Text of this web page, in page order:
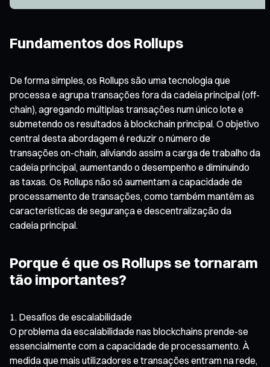
Fundamentos dos Rollups
De forma simples, os Rollups são uma tecnologia que
processa e agrupa transações fora da cadeia principal (off-
chain), agregando múltiplas transações num único lote e
submetendo os resultados à blockchain principal. O objetivo
central desta abordagem é reduzir o número de
transações on-chain, aliviando assim a carga de trabalho da
cadeia principal, aumentando o desempenho e diminuindo
as taxas. Os Rollups não só aumentam a capacidade de
processamento de transações, como também mantêm as
características de segurança e descentralização da
cadeia principal.
Porque é que os Rollups se tornaram
tão importantes?
Desafios de escalabilidade
O problema da escalabilidade nas blockchains prende-se
essencialmente com a capacidade de processamento. À
medida que mais utilizadores e transações entram na rede,